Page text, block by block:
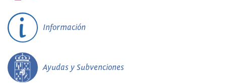
Información
Ayudas y Subvenciones